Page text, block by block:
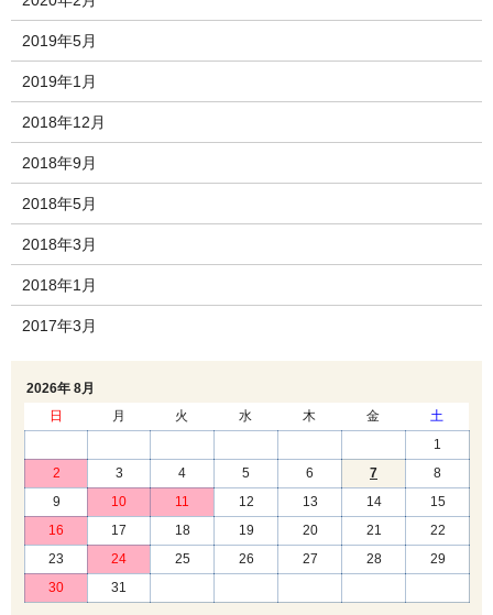
2019年5月
2019年1月
2018年12月
2018年9月
2018年5月
2018年3月
2018年1月
2017年3月
2026年 8月
日
月 火 水 木 金
土
1
2
3 4 5 6 7
8
9
10 11 12 13 14
15
16
17 18 19 20 21
22
23
24 25 26 27 28
29
30
31